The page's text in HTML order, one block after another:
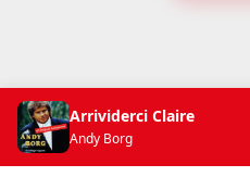
Arrividerci Claire
Andy Borg